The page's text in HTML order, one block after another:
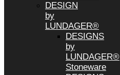
DESIGN
by
LUNDAGER®
DESIGNS
by
LUNDAGER®
Stoneware